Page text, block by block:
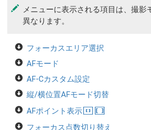
メニューに表示される項目は、撮影
異なります。
フォーカスエリア選択
AFモード
AF-Cカスタム設定
縦/横位置AFモード切替
AFポイント表示 yz
フォーカス点数切り替え